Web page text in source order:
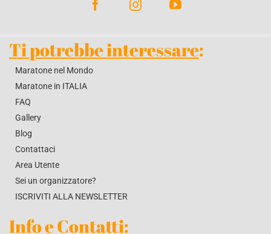
Ti potrebbe interessare:
Maratone nel Mondo
Maratone in ITALIA
FAQ
Gallery
Blog
Contattaci
Area Utente
Sei un organizzatore?
ISCRIVITI ALLA NEWSLETTER
Info e Contatti: